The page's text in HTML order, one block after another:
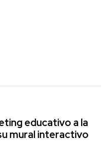
educativo a la
mural interactivo